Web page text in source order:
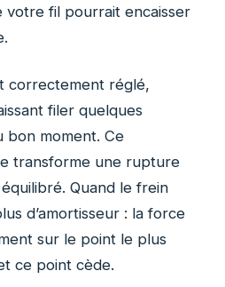
votre fil pourrait encaisser
correctement réglé,
filer quelques
bon moment. Ce
transforme une rupture
Quand le frein
d’amortisseur : la force
sur le point le plus
ce point cède.